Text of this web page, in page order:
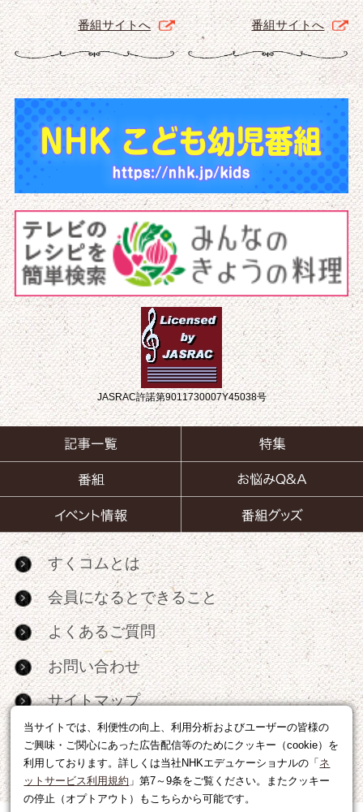
当サイトでは、利便性の向上、利用分析およびユーザーの皆様の
ご興味・ご関心にあった広告配信等のためにクッキー（cookie）を
利用しております。詳しくは当社NHKエデュケーショナルの「 ネ
ットサービス利用規約 」第7～9条をご覧ください。またクッキー
の停止（オプトアウト）もこちらから可能です。
番組サイトへ 番組サイトへ
JASRAC許諾第9011730007Y45038号
すくコムとは
会員になるとできること
よくあるご質問
お問い合わせ
サイトマップ
RSS
広告出稿・パートナーシップについて